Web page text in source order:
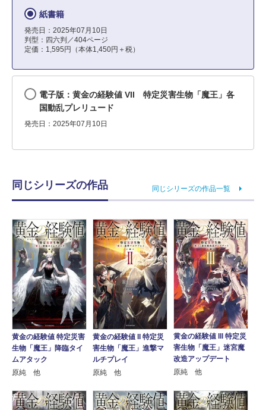
紙書籍
発売日：2025年07月10日
判型：四六判／404ページ
定価：1,595円（本体1,450円＋税）
電子版：黄金の経験値 VII 特定災害生物「魔王」各
国動乱プレリュード
発売日：2025年07月10日
同じシリーズの作品 同じシリーズの作品一覧
黄金の経験値 特定災害
生物「魔王」降臨タイ
ムアタック
原純 他
黄金の経験値 II 特定災
害生物「魔王」進撃マ
ルチプレイ
原純 他
黄金の経験値 III 特定災
害生物「魔王」迷宮魔
改造アップデート
原純 他